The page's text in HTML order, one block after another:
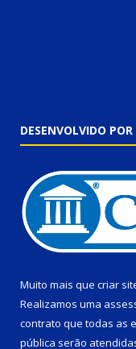
DESENVOLVIDO POR
Muito mais que criar
Realizamos uma
contrato que todas as
pública serão